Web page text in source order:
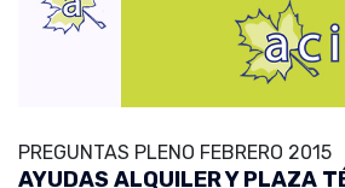
PREGUNTAS PLENO FEBRERO 2015
AYUDAS ALQUILER Y PLAZA